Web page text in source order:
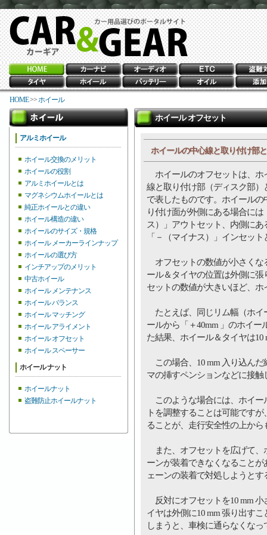
HOME>>ホイール
アルミホイール
ホイール交換のメリット
ホイールの役割
アルミホイールとは
マグネシウムホイールとは
純正ホイールとの違い
ホイール構造の違い
ホイールのサイズ・規格
ホイール メーカーラインナップ
ホイールの選び方
インチアップのメリット
中古ホイール
ホイール メンテナンス
ホイール バランス
ホイール マッチング
ホイール アライメント
ホイール オフセット
ホイール スペーサー
ホイール ナット
ホイールナット
盗難防止ホイールナット
ホイール オフセット
ホイールの中心線と取り付け部
ホイールのオフセットは、ホ
線と取り付け部（ディスク部）
で表したものです。ホイールの
り付け面が外側にある場合には
ス）」アウトセット、内側にあ
「－（マイナス）」インセッ
オフセットの数値が小さくな
ール＆タイヤの位置は外側に張
セットの数値が大きいほど、
たとえば、同じリム幅（ホイ
ールから「＋40mm 」のホイー
た結果、ホイール＆タイヤは
この場合、10 mm 入り込ん
マの挿すペンションなどに接
このような場合には、ホイー
トを調整することは可能です
ることが、走行安全性の上か
また、オフセットを広げて、
ーンが装着できなくなること
ェーンの装着で対処しようと
反対にオフセットを10 mm
イヤは外側に10 mm 張り出す
しまうと、車検に通らなくな